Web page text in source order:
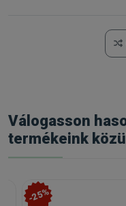
Válogasson
termékeink
-25%